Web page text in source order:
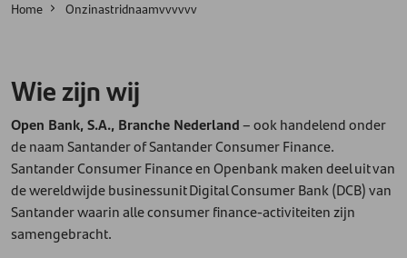
Home Onzinastridnaamvvvvvv
Wie zijn wij
Open Bank, S.A., Branche Nederland– ook handelend onder
de naam Santander of Santander Consumer Finance.
Santander Consumer Finance en Openbank maken deel uit van
de wereldwijde businessunit Digital Consumer Bank (DCB) van
Santander waarin alle consumer finance-activiteiten zijn
samengebracht.